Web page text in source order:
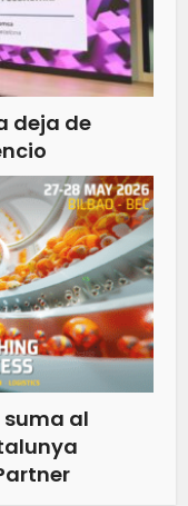
deja de
suma al